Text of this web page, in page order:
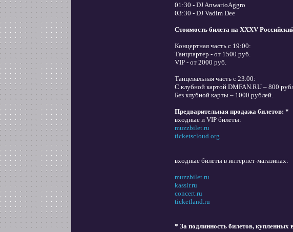
01:30 - DJ AnwarioAggro
03:30 - DJ Vadim Dee
Стоимость билета на XXXV
Концертная часть с 19:00:
Танцпартер - от 1500 руб.
VIP - от 2000 руб.
Танцевальная часть с 23.00:
С клубной картой DMFAN.RU – 800
Без клубной карты – 1000 рублей.
Предварительная продажа билетов: *
входные и VIP билеты:
muzzbilet.ru
ticketscloud.org
входные билеты в интернет-магазинах:
muzzbilet.ru
kassir.ru
concert.ru
ticketland.ru
* За подлинность билетов, купленных